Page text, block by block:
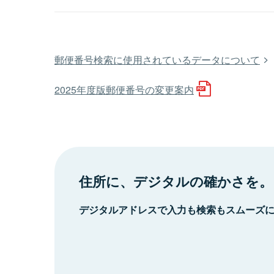
郵便番号検索に使用されているデータについて
2025年度版郵便番号の変更案内
住所に、デジタルの確かさを。
デジタルアドレスで入力も検索もスムーズ